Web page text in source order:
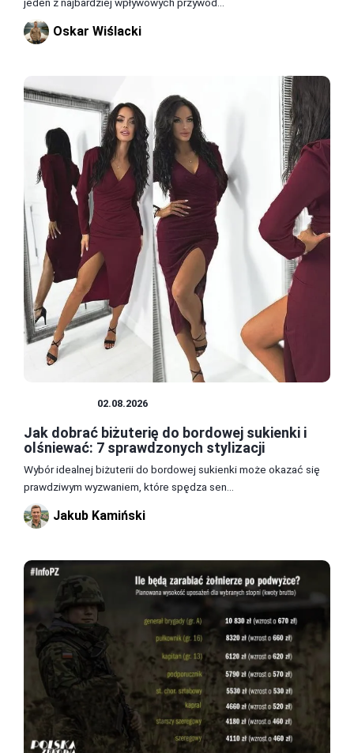
jeden z najbardziej wpływowych przywód...
Oskar Wiślacki
02.08.2026
Jak dobrać biżuterię do bordowej sukienki i
olśniewać: 7 sprawdzonych stylizacji
Wybór idealnej biżuterii do bordowej sukienki może okazać się
prawdziwym wyzwaniem, które spędza sen...
Jakub Kamiński